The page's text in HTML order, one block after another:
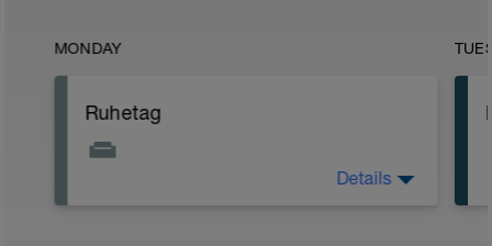
MONDAY
Ruhetag
Details